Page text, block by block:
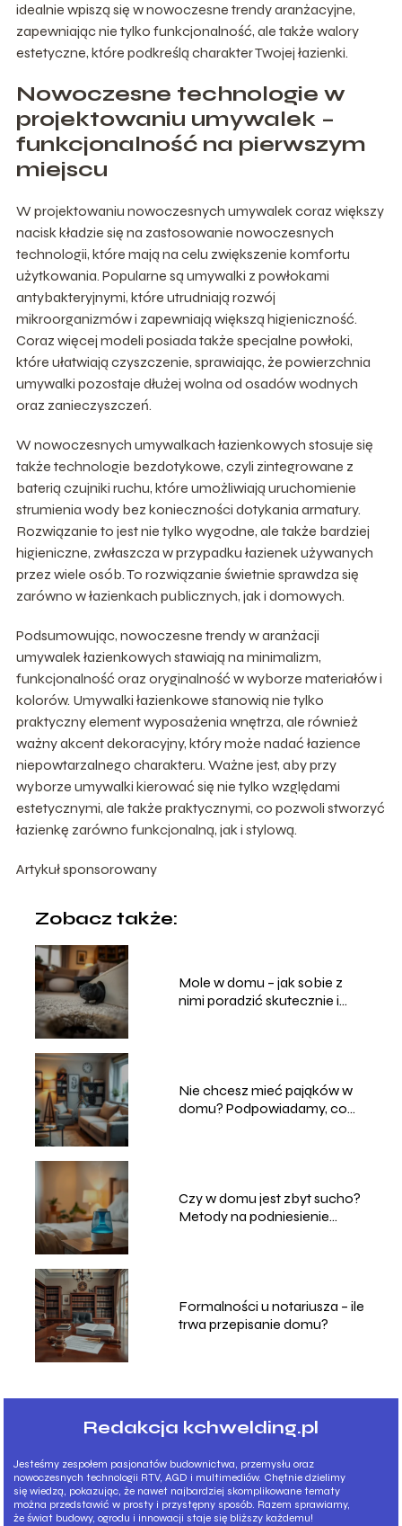
idealnie wpiszą się w nowoczesne trendy aranżacyjne,
zapewniając nie tylko funkcjonalność, ale także walory
estetyczne, które podkreślą charakter Twojej łazienki.
Nowoczesne technologie w
projektowaniu umywalek –
funkcjonalność na pierwszym
miejscu
W projektowaniu nowoczesnych umywalek coraz większy
nacisk kładzie się na zastosowanie nowoczesnych
technologii, które mają na celu zwiększenie komfortu
użytkowania. Popularne są umywalki z powłokami
antybakteryjnymi, które utrudniają rozwój
mikroorganizmów i zapewniają większą higieniczność.
Coraz więcej modeli posiada także specjalne powłoki,
które ułatwiają czyszczenie, sprawiając, że powierzchnia
umywalki pozostaje dłużej wolna od osadów wodnych
oraz zanieczyszczeń.
W nowoczesnych umywalkach łazienkowych stosuje się
także technologie bezdotykowe, czyli zintegrowane z
baterią czujniki ruchu, które umożliwiają uruchomienie
strumienia wody bez konieczności dotykania armatury.
Rozwiązanie to jest nie tylko wygodne, ale także bardziej
higieniczne, zwłaszcza w przypadku łazienek używanych
przez wiele osób. To rozwiązanie świetnie sprawdza się
zarówno w łazienkach publicznych, jak i domowych.
Podsumowując, nowoczesne trendy w aranżacji
umywalek łazienkowych stawiają na minimalizm,
funkcjonalność oraz oryginalność w wyborze materiałów i
kolorów. Umywalki łazienkowe stanowią nie tylko
praktyczny element wyposażenia wnętrza, ale również
ważny akcent dekoracyjny, który może nadać łazience
niepowtarzalnego charakteru. Ważne jest, aby przy
wyborze umywalki kierować się nie tylko względami
estetycznymi, ale także praktycznymi, co pozwoli stworzyć
łazienkę zarówno funkcjonalną, jak i stylową.
Artykuł sponsorowany
Zobacz także:
Mole w domu – jak sobie z
nimi poradzić skutecznie i
Nie chcesz mieć pająków w
domu? Podpowiadamy, co
Czy w domu jest zbyt sucho?
Metody na podniesienie
Formalności u notariusza – ile
trwa przepisanie domu?
Redakcja kchwelding.pl
Jesteśmy zespołem pasjonatów budownictwa, przemysłu oraz
nowoczesnych technologii RTV, AGD i multimediów. Chętnie dzielimy
się wiedzą, pokazując, że nawet najbardziej skomplikowane tematy
można przedstawić w prosty i przystępny sposób. Razem sprawiamy,
że świat budowy, ogrodu i innowacji staje się bliższy każdemu!